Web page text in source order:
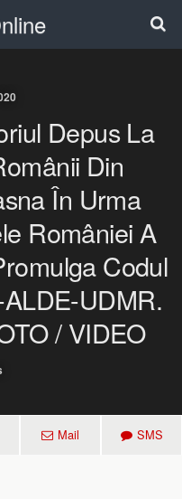
Depus La
Din
În Urma
României A
Codul
UDMR.
/ VIDEO
Mail SMS